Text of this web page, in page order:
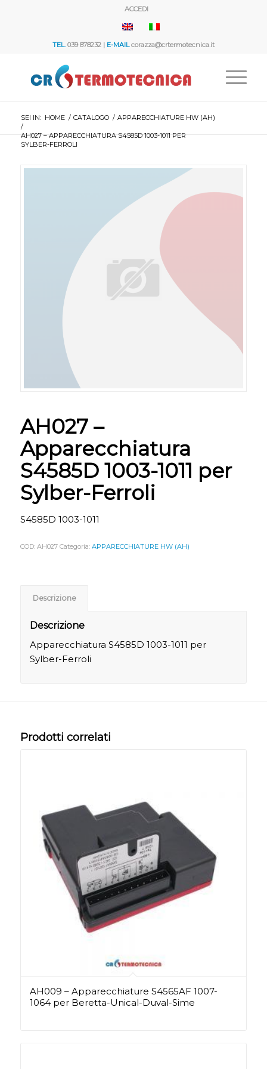
ACCEDI
TEL.039 878232 | E-MAILcorazza@crtermotecnica.it
SEI IN: HOME / CATALOGO / APPARECCHIATURE HW (AH)
/
AH027 – APPARECCHIATURA S4585D 1003-1011 PER
SYLBER-FERROLI
AH027 –
Apparecchiatura
S4585D 1003-1011 per
Sylber-Ferroli
S4585D 1003-1011
COD: AH027 Categoria: APPARECCHIATURE HW (AH)
Descrizione
Descrizione
Apparecchiatura S4585D 1003-1011 per
Sylber-Ferroli
Prodotti correlati
AH009 – Apparecchiature S4565AF 1007-
1064 per Beretta-Unical-Duval-Sime